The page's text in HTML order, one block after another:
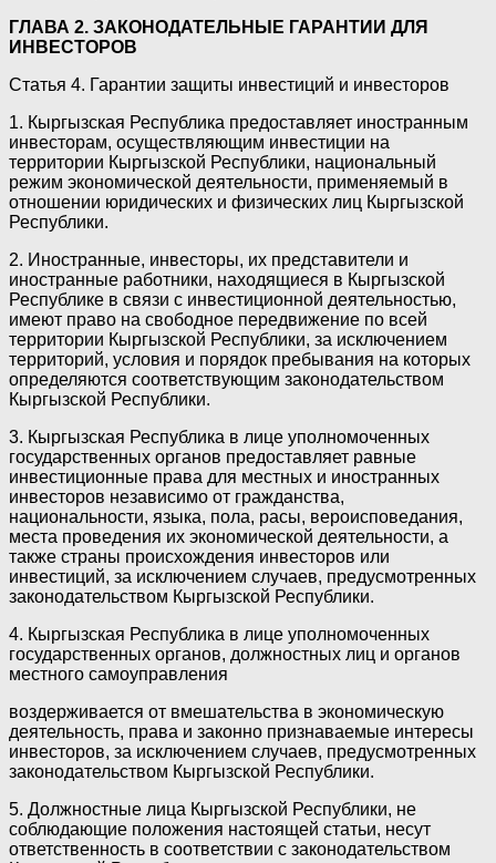
ГЛАВА 2. ЗАКОНОДАТЕЛЬНЫЕ ГАРАНТИИ ДЛЯ
ИНВЕСТОРОВ
Статья 4. Гарантии защиты инвестиций и инвесторов
1. Кыргызская Республика предоставляет иностранным
инвесторам, осуществляющим инвестиции на
территории Кыргызской Республики, национальный
режим экономической деятельности, применяемый в
отношении юридических и физических лиц Кыргызской
Республики.
2. Иностранные, инвесторы, их представители и
иностранные работники, находящиеся в Кыргызской
Республике в связи с инвестиционной деятельностью,
имеют право на свободное передвижение по всей
территории Кыргызской Республики, за исключением
территорий, условия и порядок пребывания на которых
определяются соответствующим законодательством
Кыргызской Республики.
3. Кыргызская Республика в лице уполномоченных
государственных органов предоставляет равные
инвестиционные права для местных и иностранных
инвесторов независимо от гражданства,
национальности, языка, пола, расы, вероисповедания,
места проведения их экономической деятельности, а
также страны происхождения инвесторов или
инвестиций, за исключением случаев, предусмотренных
законодательством Кыргызской Республики.
4. Кыргызская Республика в лице уполномоченных
государственных органов, должностных лиц и органов
местного самоуправления
воздерживается от вмешательства в экономическую
деятельность, права и законно признаваемые интересы
инвесторов, за исключением случаев, предусмотренных
законодательством Кыргызской Республики.
5. Должностные лица Кыргызской Республики, не
соблюдающие положения настоящей статьи, несут
ответственность в соответствии с законодательством